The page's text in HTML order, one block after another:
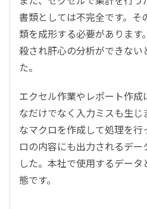
書類としては不完全です。そ
類を成形する必要があります
殺され肝心の分析ができな
た。
エクセル作業やレポート作
なだけでなく入力ミスも生じ
なマクロを作成して処理を行
ロの内容にも出力されるデ
した。本社で使用するデー
態です。